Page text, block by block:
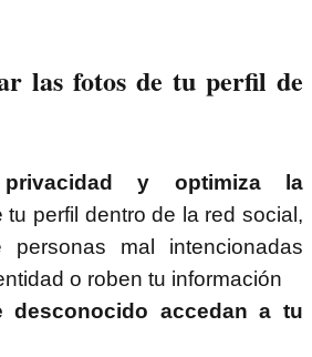
las fotos de tu perfil de
y optimiza la
tu perfil dentro de la red social,
personas mal intencionadas
o roben tu información
desconocido accedan a tu